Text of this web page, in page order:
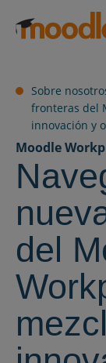
Productos
Servicios
Soluciones
Sobre
Recursos
Contacto
Sobre
fronteras del
innovación y
Moodle
del